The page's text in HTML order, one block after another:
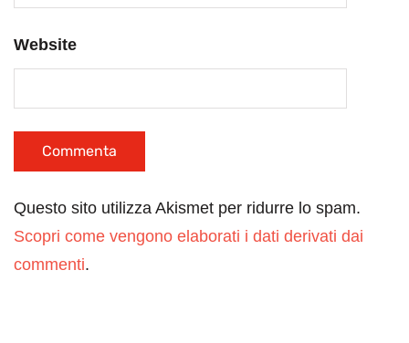
Website
Questo sito utilizza Akismet per ridurre lo spam.
Scopri come vengono elaborati i dati derivati dai
commenti.